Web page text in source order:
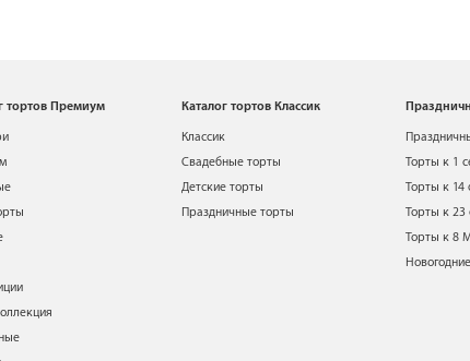
тортов Премиум Каталог тортов Классик
Классик
Свадебные торты
Детские торты
Праздничные торты
Торты к 1
Торты к 14
Торты к 23
Торты к 8